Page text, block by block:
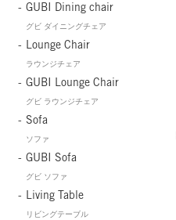
GUBI Dining chair
グビ ダイニングチェア
Lounge Chair
ラウンジチェア
GUBI Lounge Chair
グビ ラウンジチェア
Sofa
ソファ
GUBI Sofa
グビ ソファ
Living Table
リビングテーブル